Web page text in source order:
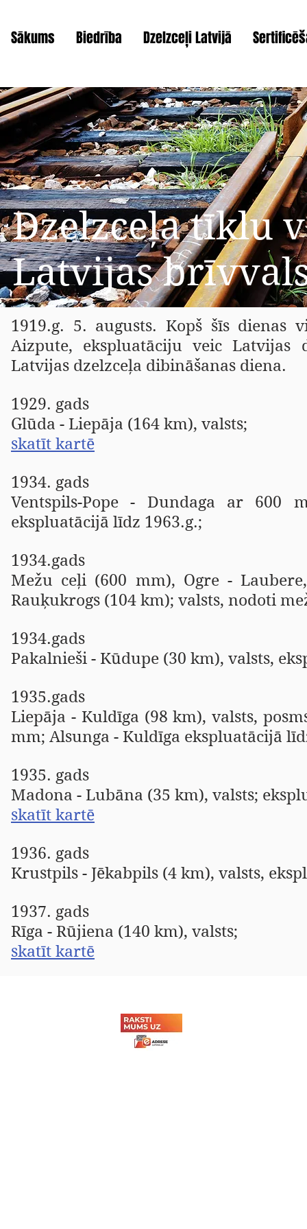
Sākums Biedrība Dzelzceļi Latvijā
Dzelzceļa tīklu
Latvijas
1919.g. 5. augusts. Kopš šīs dienas
Aizpute, ekspluatāciju veic Latvijas
Latvijas dzelzceļa dibināšanas diena.
1929. gads
Glūda - Liepāja (164 km), valsts;
skatīt kartē
1934. gads
Ventspils-Pope - Dundaga ar 600
ekspluatācijā līdz 1963.g.;
1934.gads
Mežu ceļi (600 mm), Ogre -
Rauķukrogs (104 km); valsts, nodoti
1934.gads
Pakalnieši - Kūdupe (30 km), valsts,
1935.gads
Liepāja - Kuldīga (98 km), valsts,
mm; Alsunga - Kuldīga ekspluatācijā
1935. gads
Madona - Lubāna (35 km), valsts;
skatīt kartē
1936. gads
Krustpils - Jēkabpils (4 km), valsts,
1937. gads
Rīga - Rūjiena (140 km), valsts;
skatīt kartē